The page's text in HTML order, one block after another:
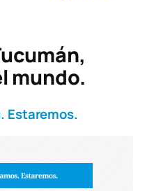
mundo.
Estaremos.